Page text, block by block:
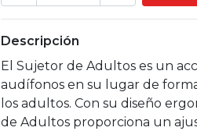
Descripción
El Sujetor de Adultos es un
audífonos en su lugar de
los adultos. Con su diseño
de Adultos proporciona un